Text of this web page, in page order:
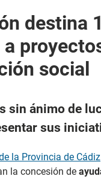
destina
social
sin ánimo de
sus
la Provincia de Cádiz
la concesión de